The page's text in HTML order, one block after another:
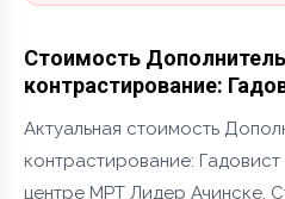
Стоимость
контрастирование:
Актуальная стоимость
контрастирование:
центре МРТ Лидер Ачинске.